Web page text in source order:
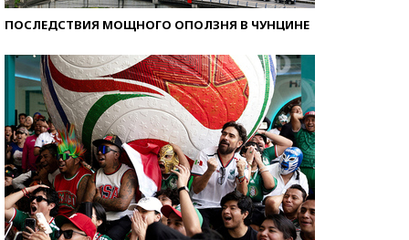
ПОСЛЕДСТВИЯ МОЩНОГО ОПОЛЗНЯ В ЧУНЦИНЕ